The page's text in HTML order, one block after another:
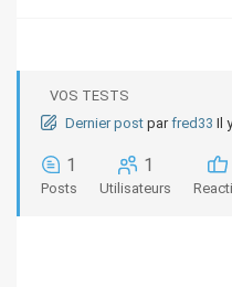
VOS TESTS
Dernier post par fred33 Il
1
Posts
1
Utilisateurs